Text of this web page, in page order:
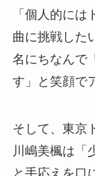
「個人的に
曲に挑戦した
名にちなんで
す」と笑顔で
そして、東京
川嶋美楓は「
と手応えを口